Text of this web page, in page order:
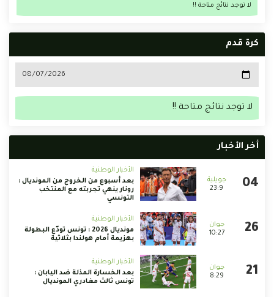
لا توجد نتائج متاحة !!
كرة قدم
لا توجد نتائج متاحة !!
أخر الأخبار
23:9
الأخبار الوطنية
بعد أسبوع من الخروج من المونديال :
رونار ينهي تجربته مع المنتخب
التونسي
10:27
الأخبار الوطنية
مونديال 2026 : تونس تودّع البطولة
بهزيمة أمام هولندا بثلاثية
8:29
الأخبار الوطنية
بعد الخسارة المذلة ضد اليابان :
تونس ثالث مغادري المونديال